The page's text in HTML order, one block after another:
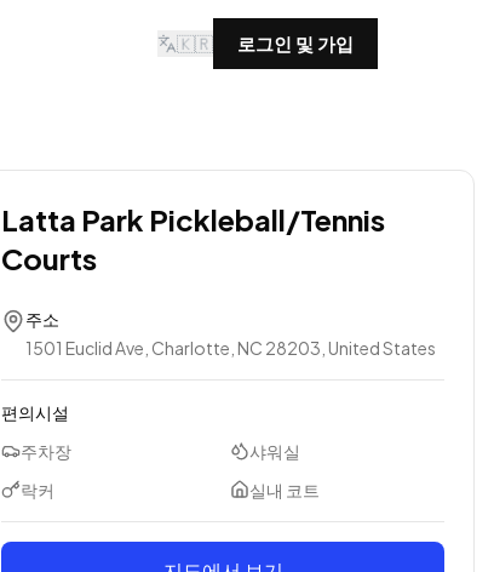
🇰🇷 로그인 및 가입
Latta Park Pickleball/Tennis
Courts
주소
1501 Euclid Ave, Charlotte, NC 28203, United States
편의시설
주차장
샤워실
락커
실내 코트